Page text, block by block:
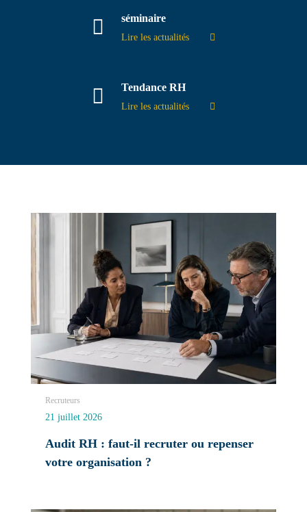
séminaire
Lire les actualités
Tendance RH
Lire les actualités
Recruteurs
21 juillet 2026
Audit RH : faut-il recruter ou repenser
votre organisation ?